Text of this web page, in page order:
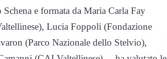
e formata da Maria Carla Fay
Lucia Foppoli (Fondazione
(Parco Nazionale dello Stelvio),